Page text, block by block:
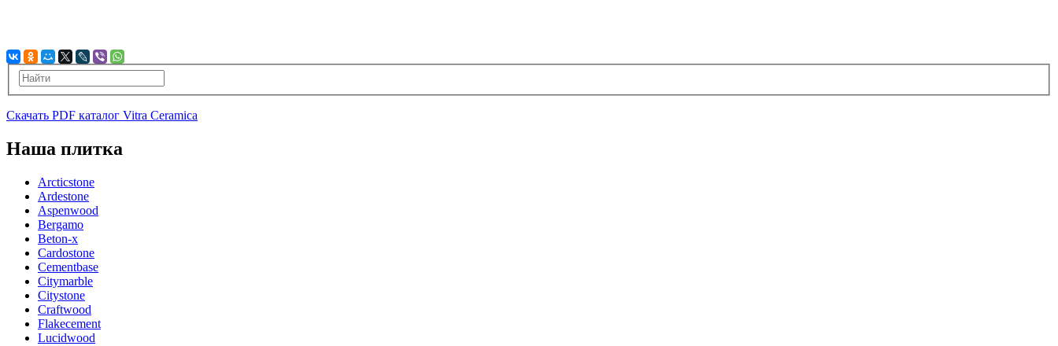
Скачать PDF каталог Vitra Ceramica
Наша плитка
Arcticstone
Ardestone
Aspenwood
Bergamo
Beton-x
Cardostone
Cementbase
Citymarble
Citystone
Craftwood
Flakecement
Lucidwood